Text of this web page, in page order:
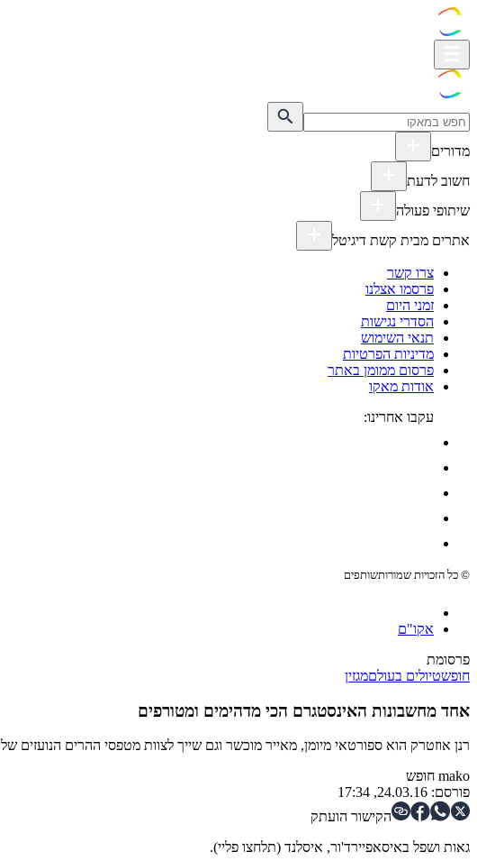
מדורים
חשוב לדעת
שיתופי פעולה
אתרים מבית קשת דיגיטל
צרו קשר
פרסמו אצלנו
זמני היום
הסדרי נגישות
תנאי השימוש
מדיניות הפרטיות
פרסום ממומן באתר
אודות מאקו
עקבו אחרינו:
© כל הזכויות שמורותשותפים
אקו"ם
פרסומת
חופשטיולים בעולםמגזין
אחד מחשבונות האינסטגרם הכי מדהימים ומטורפים
רנן אוזטרק הוא ספורטאי מיומן, מאייר מוכשר וגם שייך לצוות מטפסי ההרים הנועזים של The North Face. על הדרך הוא גם מתחזק חשבון אינסטגרם די מדהים. לראות ולא להאמין
mako חופש
פורסם: 24.03.16, 17:34
הקישור הועתק
גאות ושפל באיסאפיירד'ור, איסלנד (תלחצו פליי).